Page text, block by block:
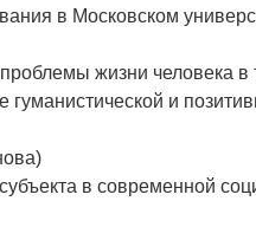
в Московском
жизни человека
и
в современной